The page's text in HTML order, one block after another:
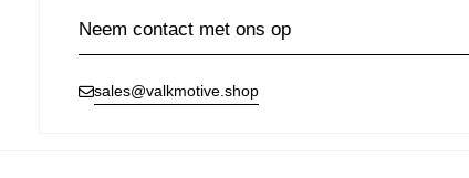
Neem contact met ons op
sales@valkmotive.shop